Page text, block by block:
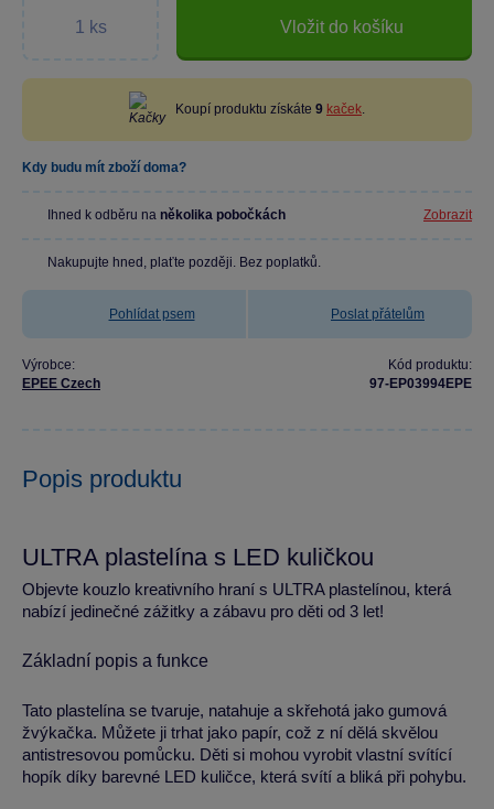
Vložit do košíku
Koupí produktu získáte 9 kaček.
Kdy budu mít zboží doma?
Ihned k odběru na několika pobočkách Zobrazit
Nakupujte hned, plaťte později. Bez poplatků.
Pohlídat psem Poslat přátelům
Výrobce:
EPEE Czech
Kód produktu:
97-EP03994EPE
Popis produktu
ULTRA plastelína s LED kuličkou
Objevte kouzlo kreativního hraní s ULTRA plastelínou, která
nabízí jedinečné zážitky a zábavu pro děti od 3 let!
Základní popis a funkce
Tato plastelína se tvaruje, natahuje a skřehotá jako gumová
žvýkačka. Můžete ji trhat jako papír, což z ní dělá skvělou
antistresovou pomůcku. Děti si mohou vyrobit vlastní svítící
hopík díky barevné LED kuličce, která svítí a bliká při pohybu.